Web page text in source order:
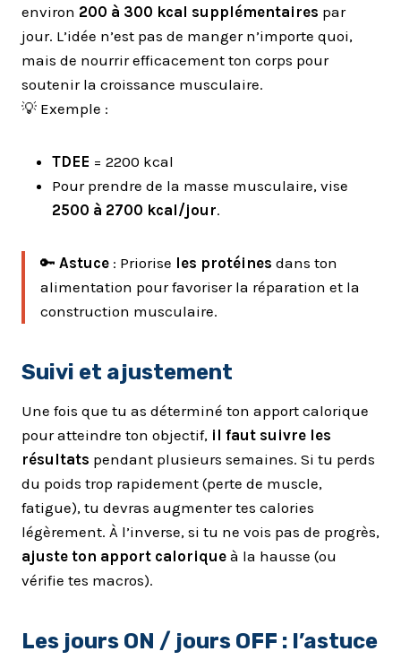
environ 200 à 300 kcal supplémentaires par
jour. L’idée n’est pas de manger n’importe quoi,
mais de nourrir efficacement ton corps pour
soutenir la croissance musculaire.
💡 Exemple :
TDEE = 2200 kcal
Pour prendre de la masse musculaire, vise
2500 à 2700 kcal/jour.
🔑 Astuce : Priorise les protéines dans ton
alimentation pour favoriser la réparation et la
construction musculaire.
Suivi et ajustement
Une fois que tu as déterminé ton apport calorique
pour atteindre ton objectif, il faut suivre les
résultats pendant plusieurs semaines. Si tu perds
du poids trop rapidement (perte de muscle,
fatigue), tu devras augmenter tes calories
légèrement. À l’inverse, si tu ne vois pas de progrès,
ajuste ton apport calorique à la hausse (ou
vérifie tes macros).
Les jours ON / jours OFF : l’astuce